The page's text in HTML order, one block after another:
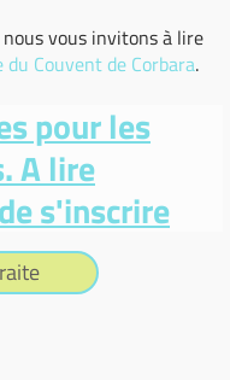
vous invitons à lire
Couvent de Corbara.
pour les
A lire
s'inscrire